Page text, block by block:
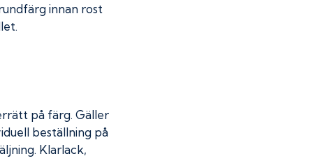
innan rost
på färg. Gäller
beställning på
Klarlack,